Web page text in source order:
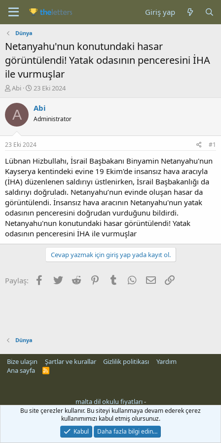
Giriş yap
Dünya
Netanyahu'nun konutundaki hasar
görüntülendi! Yatak odasının penceresini İHA
ile vurmuşlar
K
n
b
u
u
b
a
l
a
t
a
n
Abi
B
ş
a
g
ç
a
r
i
h
i
23 Eki 2024
A Abi
Administrator
23 Eki 2024 #1
Lübnan Hizbullahı, İsrail Başbakanı Binyamin Netanyahu'nun
Kayserya kentindeki evine 19 Ekim'de insansız hava aracıyla
(İHA) düzenlenen saldırıyı üstlenirken, İsrail Başbakanlığı da
saldırıyı doğruladı. Netanyahu’nun evinde oluşan hasar da
görüntülendi. İnsansız hava aracının Netanyahu'nun yatak
odasının penceresini doğrudan vurduğunu bildirdi.
Netanyahu'nun konutundaki hasar görüntülendi! Yatak
odasının penceresini İHA ile vurmuşlar
Cevap yazmak için giriş yap yada kayıt ol.
Paylaş: Facebook
Twitter Reddit PinterestTumblr WhatsApp
E-posta
Dünya
Bize ulaşın Şartlar ve kurallar Gizlilik politikası
Yardım
Ana sayfa
R
malta dil okulu fiyatları-
Bu site çerezler kullanır. Bu siteyi kullanmaya devam ederek çerez
kullanımımızı kabul etmiş olursunuz.
Kabul
Daha fazla bilgi edin…